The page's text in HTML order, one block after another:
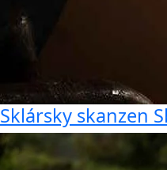
Sklársky skanzen